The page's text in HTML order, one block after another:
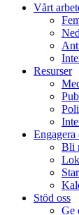
Vårt
Resurser
Engagera
Bli
Stöd oss
Ge